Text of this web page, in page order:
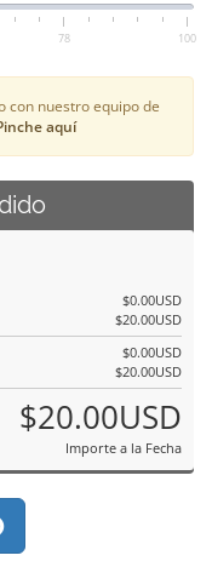
78 100
con nuestro equipo de
aquí
$0.00USD
$20.00USD
$0.00USD
$20.00USD
$20.00USD
Importe a la Fecha